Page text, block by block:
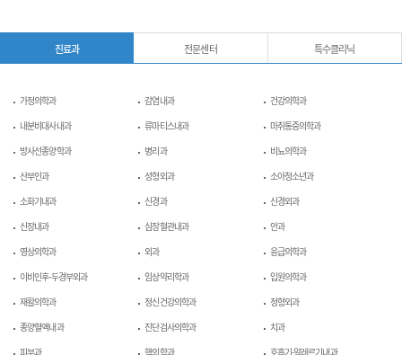
진료과 전문센터 특수클리닉
가정의학과 감염내과
건강의학과
내분비대사내과
류마티스내과
마취통증의학과
방사선종양학과
병리과
비뇨의학과
산부인과
성형외과
소아청소년과
소화기내과
신경과
신경외과
신장내과
심장혈관내과
안과
영상의학과
외과
응급의학과
이비인후-두경부외과
임상약리학과
입원의학과
재활의학과
정신건강의학과
정형외과
종양혈액내과
진단검사의학과
치과
피부과
핵의학과
호흡기-알레르기내과